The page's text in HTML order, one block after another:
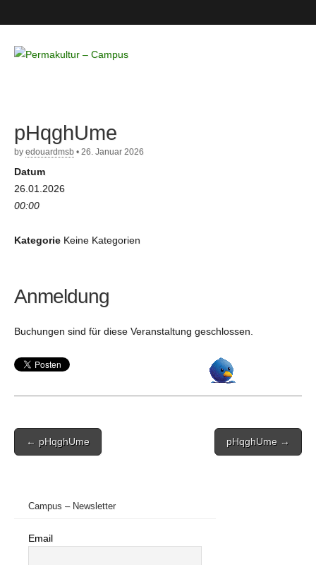
– Campus
pHqghUme
by edouardmsb • 26. Januar 2026
Datum
26.01.2026
00:00
Kategorie Keine Kategorien
Anmeldung
Buchungen sind für diese Veranstaltung geschlossen.
Post
navigation
← pHqghUme pHqghUme →
Campus – Newsletter
Email